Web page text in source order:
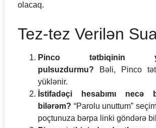
olacaq.
Tez-tez Verilən
Pinco tətbiqinin
pulsuzdurmu? Bəli, Pinco
yüklənir.
İstifadəçi hesabımı necə
bilərəm? “Parolu unuttum”
poçtunuza bərpa linki göndərə